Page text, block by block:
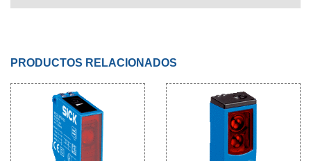
PRODUCTOS RELACIONADOS